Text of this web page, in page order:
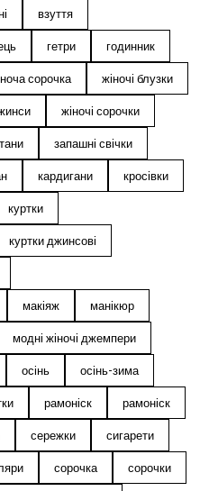
взуття
гетри годинник
сорочка жіночі блузки
жіночі сорочки
запашні свічки
кардигани кросівки
куртки
куртки джинсові
макіяж манікюр
модні жіночі джемпери
осінь осінь-зима
рамоніск рамоніск
сережки сигарети
сорочка сорочки